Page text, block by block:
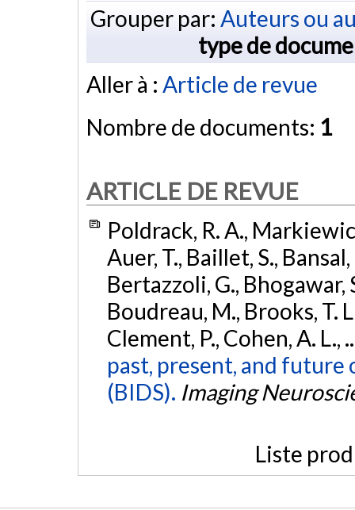
Grouper par: Auteurs ou
type de
Aller à : Article de revue
Nombre de documents: 1
ARTICLE DE REVUE
Poldrack, R. A.,
Auer, T., Baillet, S.,
Bertazzoli, G., Bhogawar,
Boudreau, M., Brooks, T.
Clement, P., Cohen, A.
past, present, and
(BIDS). Imaging
Liste